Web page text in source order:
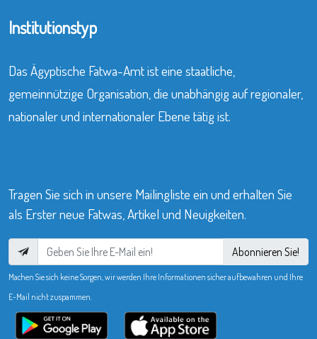
Institutionstyp
Das Ägyptische Fatwa-Amt ist eine staatliche,
gemeinnützige Organisation, die unabhängig auf regionaler,
nationaler und internationaler Ebene tätig ist.
Tragen Sie sich in unsere Mailingliste ein und erhalten Sie
als Erster neue Fatwas, Artikel und Neuigkeiten.
Abonnieren Sie!
Machen Sie sich keine Sorgen, wir werden Ihre Informationen sicher aufbewahren und Ihre
E-Mail nicht zuspammen.